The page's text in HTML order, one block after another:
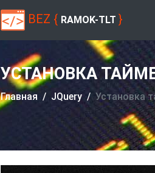
BEZ { RAMOK-TLT }
УСТАНОВКА
Главная JQuery Установка